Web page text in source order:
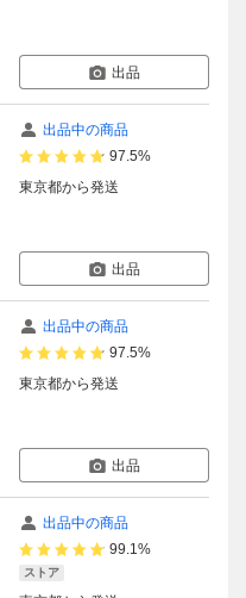
出品
出品中の商品
97.5%
東京都から発送
出品
出品中の商品
97.5%
東京都から発送
出品
出品中の商品
99.1%
ストア